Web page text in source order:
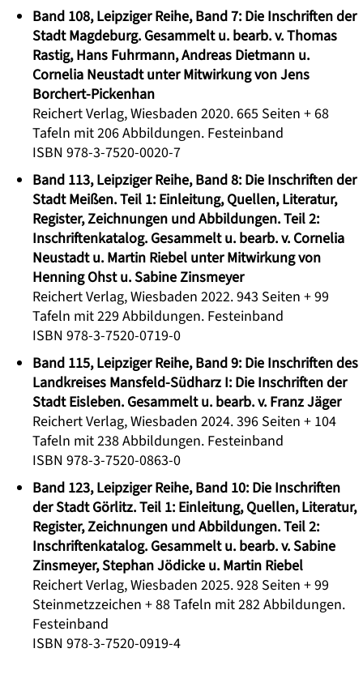
Band 108, Leipziger Reihe, Band 7: Die Inschriften der
Stadt Magdeburg. Gesammelt u. bearb. v. Thomas
Rastig, Hans Fuhrmann, Andreas Dietmann u.
Cornelia Neustadt unter Mitwirkung von Jens
Borchert-Pickenhan
Reichert Verlag, Wiesbaden 2020. 665 Seiten + 68
Tafeln mit 206 Abbildungen. Festeinband
ISBN 978-3-7520-0020-7
Band 113, Leipziger Reihe, Band 8: Die Inschriften der
Stadt Meißen. Teil 1: Einleitung, Quellen, Literatur,
Register, Zeichnungen und Abbildungen. Teil 2:
Inschriftenkatalog. Gesammelt u. bearb. v. Cornelia
Neustadt u. Martin Riebel unter Mitwirkung von
Henning Ohst u. Sabine Zinsmeyer
Reichert Verlag, Wiesbaden 2022. 943 Seiten + 99
Tafeln mit 229 Abbildungen. Festeinband
ISBN 978-3-7520-0719-0
Band 115, Leipziger Reihe, Band 9: Die Inschriften des
Landkreises Mansfeld-Südharz I: Die Inschriften der
Stadt Eisleben. Gesammelt u. bearb. v. Franz Jäger
Reichert Verlag, Wiesbaden 2024. 396 Seiten + 104
Tafeln mit 238 Abbildungen. Festeinband
ISBN 978-3-7520-0863-0
Band 123, Leipziger Reihe, Band 10: Die Inschriften
der Stadt Görlitz. Teil 1: Einleitung, Quellen, Literatur,
Register, Zeichnungen und Abbildungen. Teil 2:
Inschriftenkatalog. Gesammelt u. bearb. v. Sabine
Zinsmeyer, Stephan Jödicke u. Martin Riebel
Reichert Verlag, Wiesbaden 2025. 928 Seiten + 99
Steinmetzzeichen + 88 Tafeln mit 282 Abbildungen.
Festeinband
ISBN 978-3-7520-0919-4